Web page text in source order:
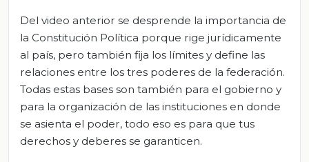
Del video anterior se desprende la importancia de
la Constitución Política porque rige jurídicamente
al país, pero también fija los límites y define las
relaciones entre los tres poderes de la federación.
Todas estas bases son también para el gobierno y
para la organización de las instituciones en donde
se asienta el poder, todo eso es para que tus
derechos y deberes se garanticen.